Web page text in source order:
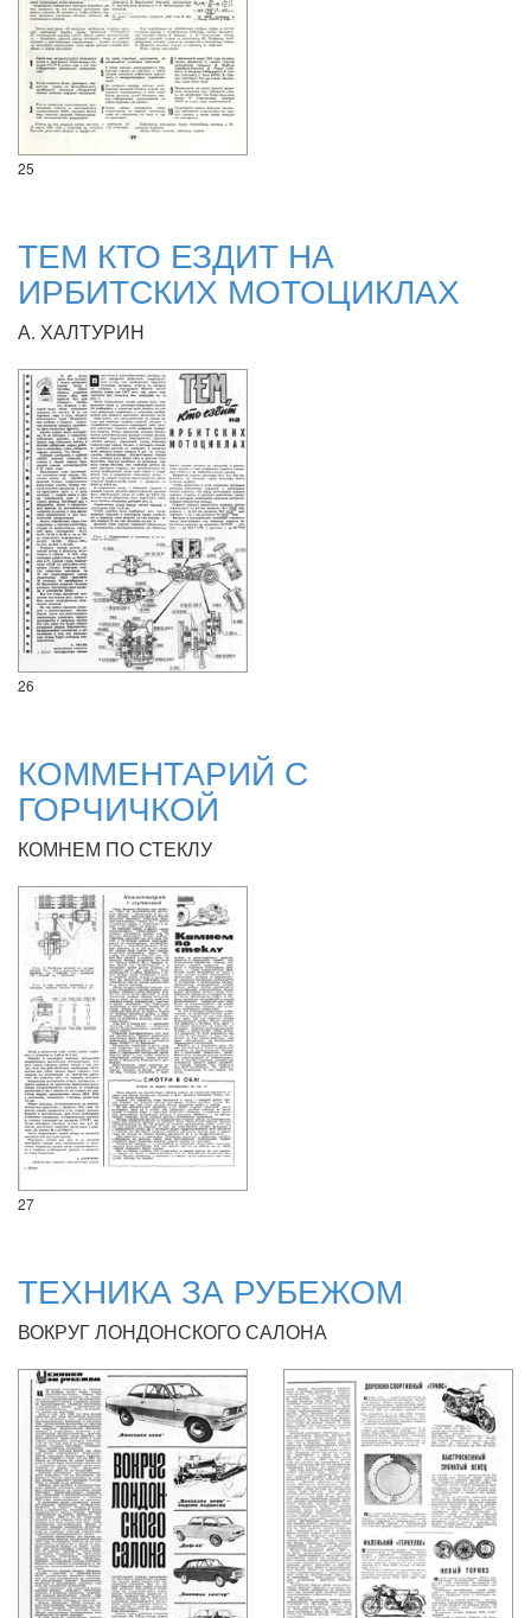
25
ТЕМ КТО ЕЗДИТ НА
ИРБИТСКИХ МОТОЦИКЛАХ
А. ХАЛТУРИН
26
КОММЕНТАРИЙ С
ГОРЧИЧКОЙ
КОМНЕМ ПО СТЕКЛУ
27
ТЕХНИКА ЗА РУБЕЖОМ
ВОКРУГ ЛОНДОНСКОГО САЛОНА